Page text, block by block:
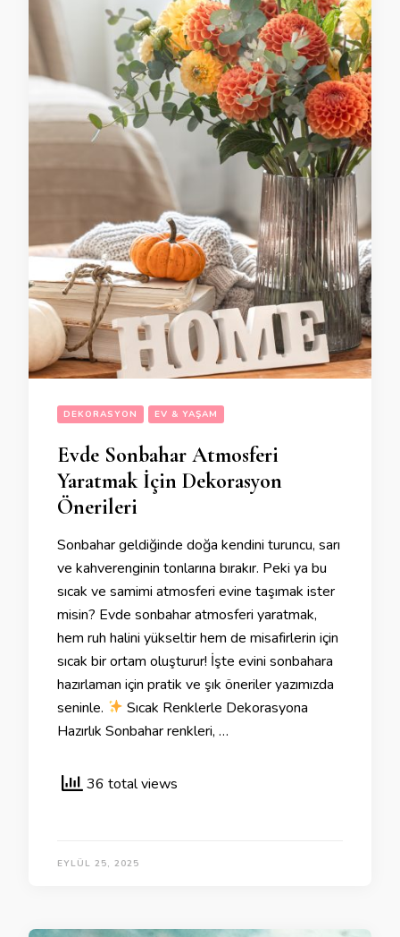
DEKORASYON EV & YAŞAM
Evde Sonbahar Atmosferi
Yaratmak İçin Dekorasyon
Önerileri
Sonbahar geldiğinde doğa kendini turuncu, sarı
ve kahverenginin tonlarına bırakır. Peki ya bu
sıcak ve samimi atmosferi evine taşımak ister
misin? Evde sonbahar atmosferi yaratmak,
hem ruh halini yükseltir hem de misafirlerin için
sıcak bir ortam oluşturur! İşte evini sonbahara
hazırlaman için pratik ve şık öneriler yazımızda
seninle.
Sıcak Renklerle Dekorasyona
Hazırlık Sonbahar renkleri, …
36 total views
EYLÜL 25, 2025